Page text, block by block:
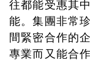
往都能受惠其
能。集團非常
間緊密合作的
專業而又能合